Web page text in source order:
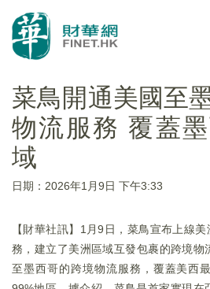
菜鳥開通美國至
物流服務 覆蓋
域
日期：2026年1月9日 下午3:33
【財華社訊】1月9日，菜鳥宣布上線
務，建立了美洲區域互發包裹的跨境物
至墨西哥的跨境物流服務，覆蓋美西